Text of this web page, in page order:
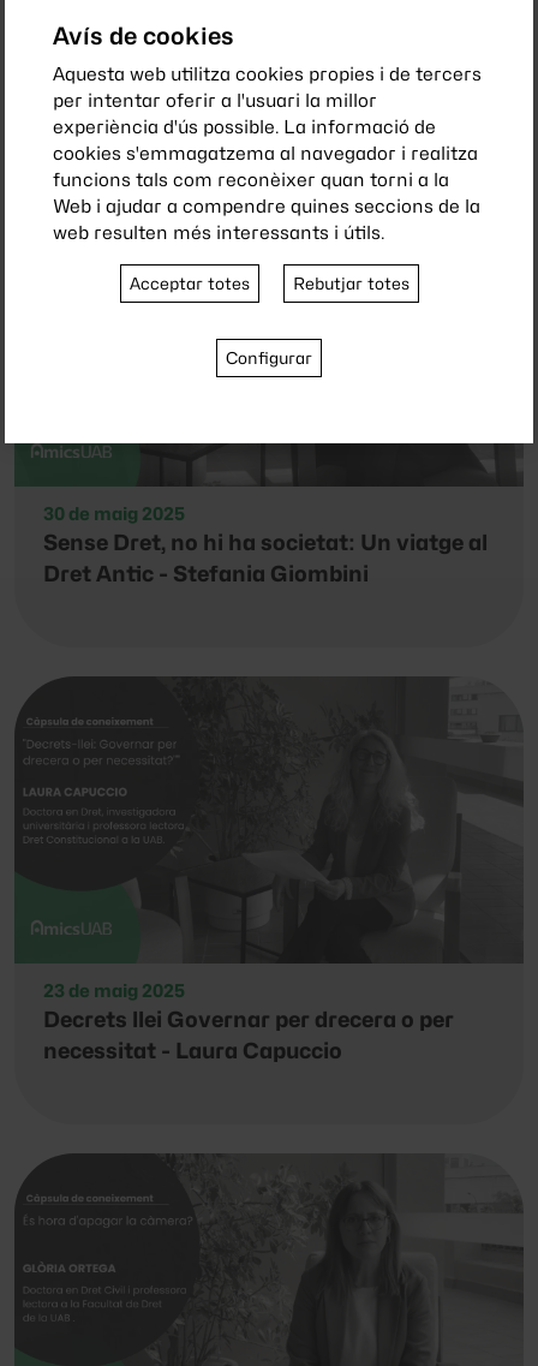
9 de juliol 2025
Participación social, generación del
BabyBoom - Dolores Majón Valpuesta
30 de maig 2025
Sense Dret, no hi ha societat: Un viatge al
Dret Antic - Stefania Giombini
23 de maig 2025
Decrets llei Governar per drecera o per
necessitat - Laura Capuccio
Avís de cookies
Aquesta web utilitza cookies propies i de tercers
per intentar oferir a l'usuari la millor
experiència d'ús possible. La informació de
cookies s'emmagatzema al navegador i realitza
funcions tals com reconèixer quan torni a la
Web i ajudar a compendre quines seccions de la
web resulten més interessants i útils.
Acceptar totes Rebutjar totes
Configurar